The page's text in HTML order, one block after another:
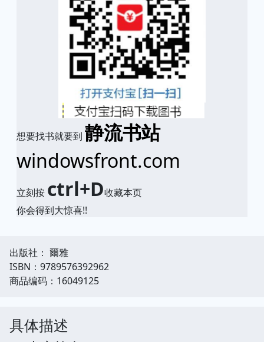
想要找书就要到 静流书站
windowsfront.com
立刻按 ctrl+D收藏本页
你会得到大惊喜!!
出版社： 爾雅
ISBN：9789576392962
商品编码：16049125
具体描述